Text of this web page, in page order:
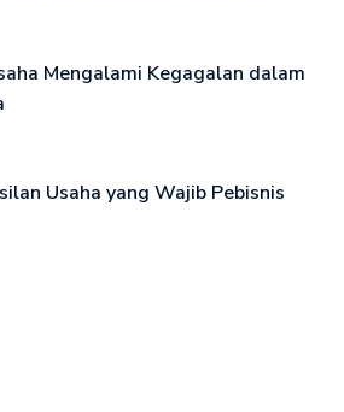
Mengalami Kegagalan dalam
Usaha yang Wajib Pebisnis